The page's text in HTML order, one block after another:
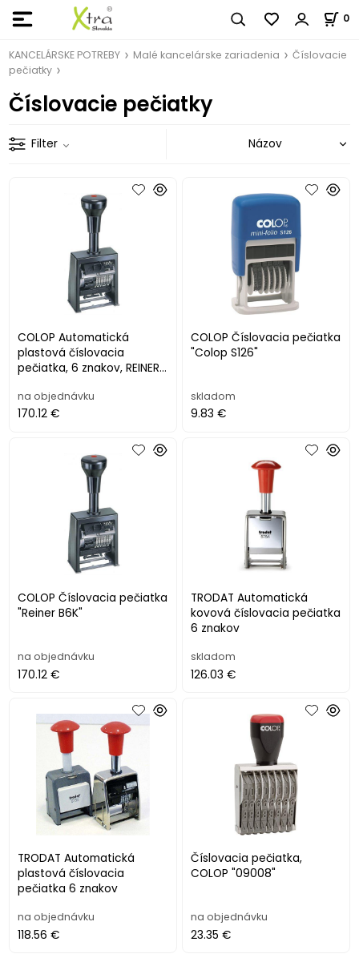
0
KANCELÁRSKE POTREBY Malé kancelárske zariadenia
Číslovacie
pečiatky
Číslovacie pečiatky
Filter
COLOP Automatická
plastová číslovacia
pečiatka, 6 znakov, REINER,
na objednávku
170.12 €
COLOP Číslovacia pečiatka
"Colop S126"
skladom
9.83 €
COLOP Číslovacia pečiatka
"Reiner B6K"
na objednávku
170.12 €
TRODAT Automatická
kovová číslovacia pečiatka
6 znakov
skladom
126.03 €
TRODAT Automatická
plastová číslovacia
pečiatka 6 znakov
na objednávku
118.56 €
Číslovacia pečiatka,
COLOP "09008"
na objednávku
23.35 €